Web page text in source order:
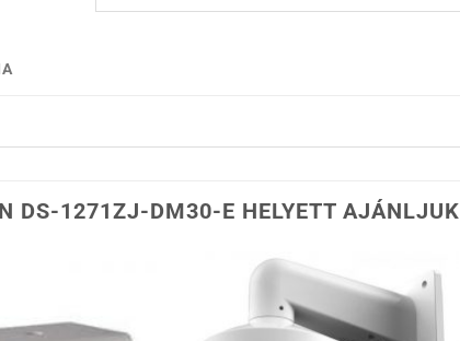
DS-1271ZJ-DM30-E HELYETT AJÁNLJUK